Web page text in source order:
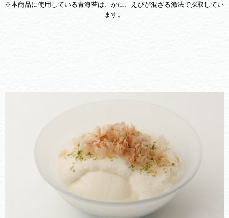
※本商品に使用している青海苔は、かに、えびが混ざる漁法で採取してい
ます。